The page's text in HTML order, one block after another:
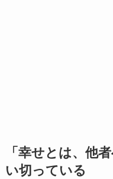
「幸せとは、他
い切っている